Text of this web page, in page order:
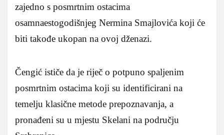
zajedno s posmrtnim ostacima
osamnaestogodišnjeg Nermina Smajlovića koji će
biti takođe ukopan na ovoj dženazi.
Čengić ističe da je riječ o potpuno spaljenim
posmrtnim ostacima koji su identificirani na
temelju klasične metode prepoznavanja, a
pronađeni su u mjestu Skelani na području